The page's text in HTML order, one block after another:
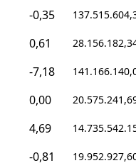
-0,35
0,61
-7,18
0,00
4,69
-0,81